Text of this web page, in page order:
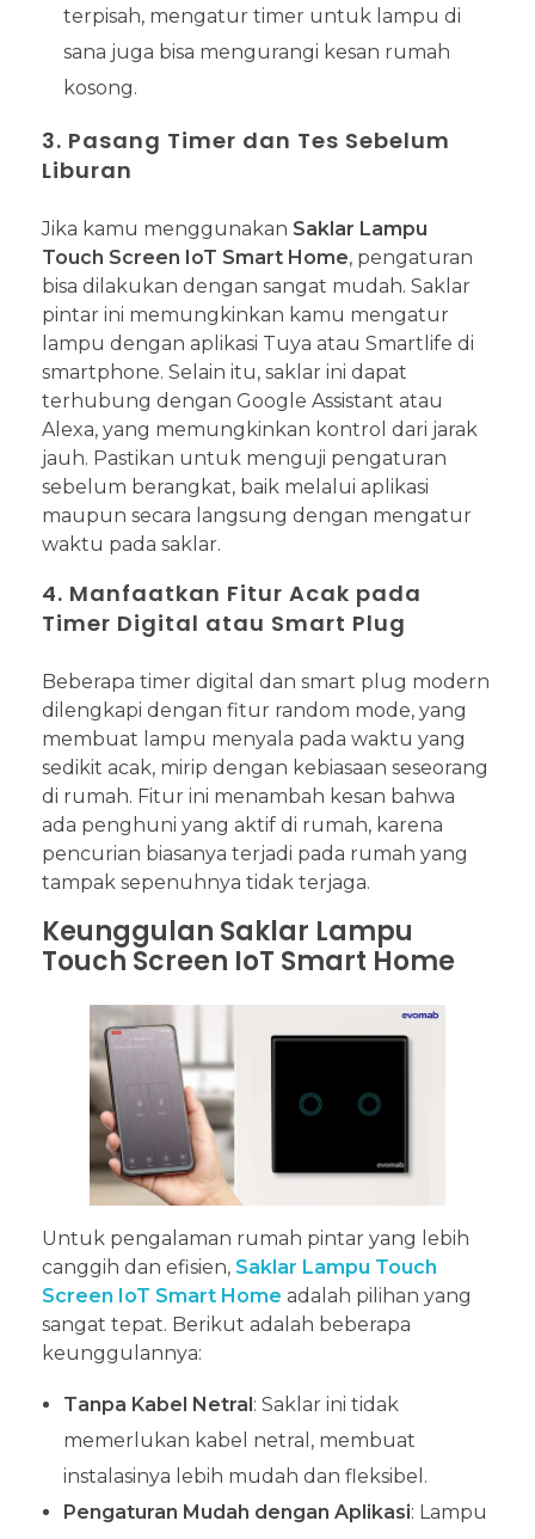
terpisah, mengatur timer untuk lampu di
sana juga bisa mengurangi kesan rumah
kosong.
3. Pasang Timer dan Tes Sebelum
Liburan
Jika kamu menggunakan Saklar Lampu
Touch Screen IoT Smart Home, pengaturan
bisa dilakukan dengan sangat mudah. Saklar
pintar ini memungkinkan kamu mengatur
lampu dengan aplikasi Tuya atau Smartlife di
smartphone. Selain itu, saklar ini dapat
terhubung dengan Google Assistant atau
Alexa, yang memungkinkan kontrol dari jarak
jauh. Pastikan untuk menguji pengaturan
sebelum berangkat, baik melalui aplikasi
maupun secara langsung dengan mengatur
waktu pada saklar.
4. Manfaatkan Fitur Acak pada
Timer Digital atau Smart Plug
Beberapa timer digital dan smart plug modern
dilengkapi dengan fitur random mode, yang
membuat lampu menyala pada waktu yang
sedikit acak, mirip dengan kebiasaan seseorang
di rumah. Fitur ini menambah kesan bahwa
ada penghuni yang aktif di rumah, karena
pencurian biasanya terjadi pada rumah yang
tampak sepenuhnya tidak terjaga.
Keunggulan Saklar Lampu
Touch Screen IoT Smart Home
Untuk pengalaman rumah pintar yang lebih
canggih dan efisien, Saklar Lampu Touch
Screen IoT Smart Home adalah pilihan yang
sangat tepat. Berikut adalah beberapa
keunggulannya:
Tanpa Kabel Netral: Saklar ini tidak
memerlukan kabel netral, membuat
instalasinya lebih mudah dan fleksibel.
Pengaturan Mudah dengan Aplikasi: Lampu